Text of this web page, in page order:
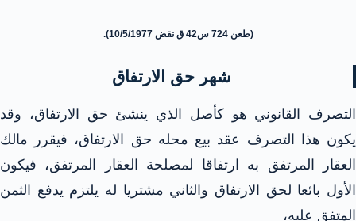
(طعن 724 س42 ق نقض 10/5/1977).
شهر حق الارتفاق
التصرف القانوني هو كأصل الذي ينشئ حق الارتفاق، وقد
يكون هذا التصرف عقد بيع محله حق الارتفاق، فيقرر مالك
العقار المرتفق به ارتفاقا لمصلحة العقار المرتفق، فيكون
الأول بائعا لحق الارتفاق والثاني مشتريا له يلتزم يدفع الثمن
المتفق عليه،